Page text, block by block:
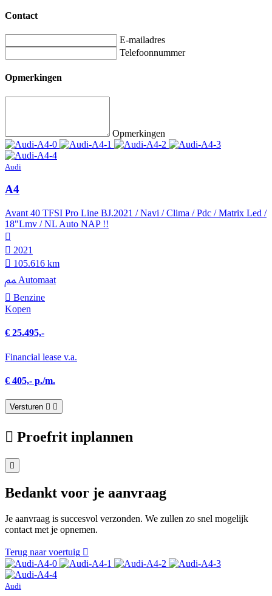
Contact
E-mailadres
Telefoonnummer
Opmerkingen
Opmerkingen
Audi
A4
Avant 40 TFSI Pro Line BJ.2021 / Navi / Clima / Pdc / Matrix Led /
18"Lmv / NL Auto NAP !!
2021
105.616 km
Automaat
Benzine
Kopen
€ 25.495,-
Financial lease v.a.
€ 405,- p./m.
Versturen
Proefrit inplannen
Bedankt voor je aanvraag
Je aanvraag is succesvol verzonden. We zullen zo snel mogelijk
contact met je opnemen.
Terug naar voertuig
Audi